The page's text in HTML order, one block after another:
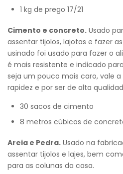
1 kg de prego 17/21
Cimento e concreto. Usado
assentar tijolos, lajotas e fazer
usinado foi usado para fazer o
é mais resistente e indicado
seja um pouco mais caro, vale
rapidez e por ser de alta
30 sacos de cimento
8 metros cúbicos de
Areia e Pedra. Usado na
assentar tijolos e lajes, bem
para as colunas da casa.